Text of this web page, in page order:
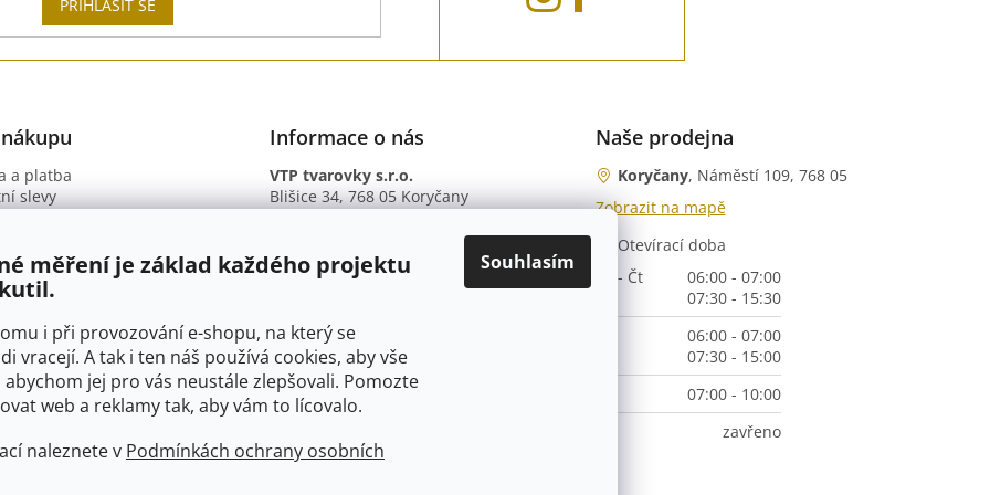
měření je základ každého projektu
i při provozování e-shopu, na který se
vracejí. A tak i ten náš používá cookies, aby vše
jej pro vás neustále zlepšovali. Pomozte
web a reklamy tak, aby vám to lícovalo.
naleznete v Podmínkách ochrany osobních
Souhlasím
PŘIHLÁSIT SE
a platba
slevy
ochrany osobních údajů
Informace o nás
VTP tvarovky s.r.o.
Blišice 34, 768 05 Koryčany
B. ú.: 2301934375/2010 (Fio banka)
Naše prodejna
Koryčany, Náměstí 109, 768 05
Zobrazit na mapě
Otevírací doba
Po - Čt
06:00 - 07:00
07:30 - 15:30
06:00 - 07:00
07:30 - 15:00
07:00 - 10:00
zavřeno